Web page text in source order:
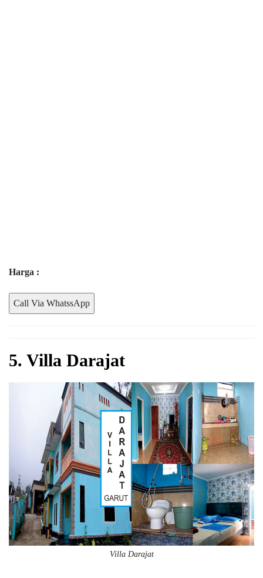
Harga :
Call Via WhatssApp
5. Villa Darajat
Villa Darajat